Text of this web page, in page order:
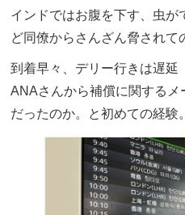
インドではお腹を下す、虫が
ど同僚からさんざん脅されて
到着早々、デリー行きは遅延
ANAさんから補償に関する
だったのか。と初めての経験。